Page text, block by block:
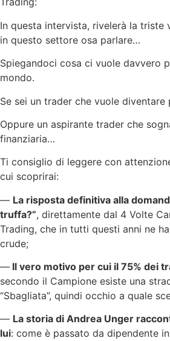
In questa intervista, rivelerà la triste
in questo settore osa parlare…
Spiegandoci cosa ci vuole davvero
mondo.
Se sei un trader che vuole
Oppure un aspirante trader che
finanziaria…
Ti consiglio di leggere con
cui scoprirai:
— La risposta definitiva alla
truffa?”, direttamente dal 4 Volte
Trading, che in tutti questi anni ne
crude;
— Il vero motivo per cui il 75% dei
secondo il Campione esiste una
“Sbagliata”, quindi occhio a quale
— La storia di Andrea Unger
lui: come è passato da dipendente